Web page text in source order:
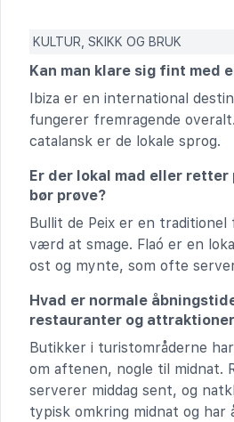
KULTUR, SKIKK OG BRUK
Kan man klare sig fint med
Ibiza er en international
fungerer fremragende
catalansk er de lokale sprog.
Er der lokal mad eller retter
bør prøve?
Bullit de Peix er en
værd at smage. Flaó er en
ost og mynte, som ofte
Hvad er normale
restauranter og
Butikker i turistområderne
om aftenen, nogle til midnat.
serverer middag sent, og
typisk omkring midnat og har